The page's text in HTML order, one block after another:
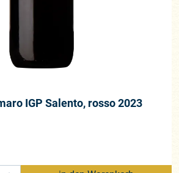
IGP Salento, rosso 2023